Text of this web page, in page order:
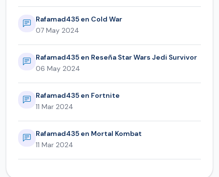
Rafamad435 en Cold War
07 May 2024
Rafamad435 en Reseña Star Wars Jedi Survivor
06 May 2024
Rafamad435 en Fortnite
11 Mar 2024
Rafamad435 en Mortal Kombat
11 Mar 2024